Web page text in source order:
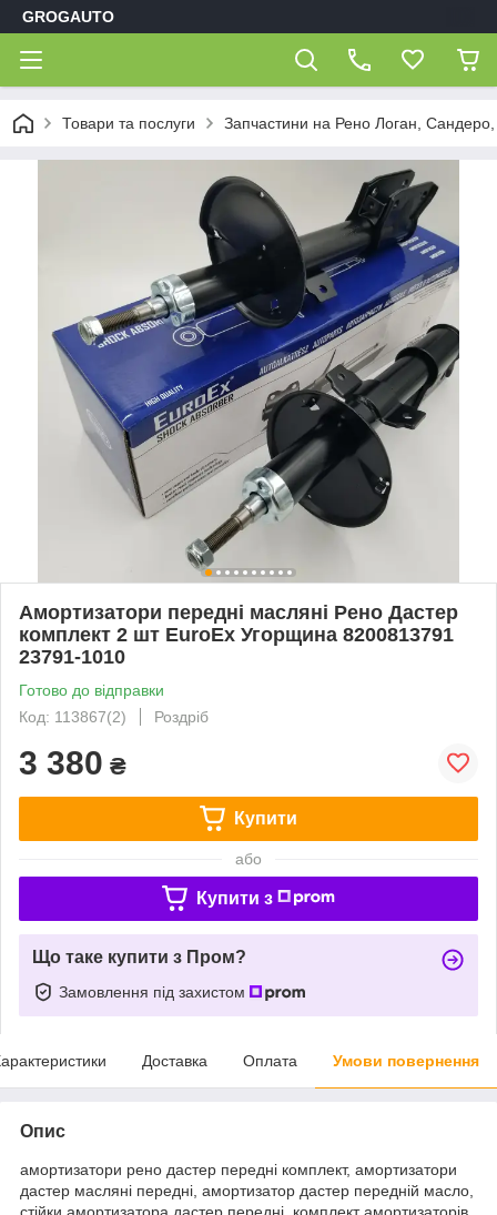
GROGAUTO
Товари та послуги Запчастини на Рено Логан,
Амортизатори передні масляні Рено Дастер
комплект 2 шт EuroEx Угорщина 8200813791
23791-1010
Готово до відправки
Код: 113867(2)
Роздріб
3 380 ₴
Купити
або
Купити з
Що таке купити з Пром?
Замовлення під захистом
Доставка Оплата Умови повернення
Опис
амортизатори рено дастер передні комплект, амортизатори
дастер масляні передні, амортизатор дастер передній масло,
стійки амортизатора дастер передні, комплект амортизаторів